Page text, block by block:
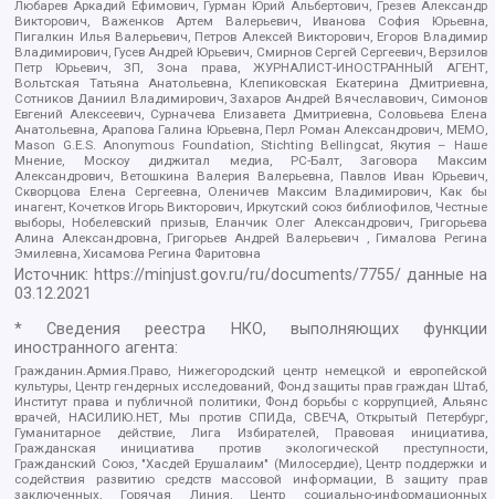
Любарев Аркадий Ефимович, Гурман Юрий Альбертович, Грезев Александр
Викторович, Важенков Артем Валерьевич, Иванова София Юрьевна,
Пигалкин Илья Валерьевич, Петров Алексей Викторович, Егоров Владимир
Владимирович, Гусев Андрей Юрьевич, Смирнов Сергей Сергеевич, Верзилов
Петр Юрьевич, ЗП, Зона права, ЖУРНАЛИСТ-ИНОСТРАННЫЙ АГЕНТ,
Вольтская Татьяна Анатольевна, Клепиковская Екатерина Дмитриевна,
Сотников Даниил Владимирович, Захаров Андрей Вячеславович, Симонов
Евгений Алексеевич, Сурначева Елизавета Дмитриевна, Соловьева Елена
Анатольевна, Арапова Галина Юрьевна, Перл Роман Александрович, МЕМО,
Mason G.E.S. Anonymous Foundation, Stichting Bellingcat, Якутия – Наше
Мнение, Москоу диджитал медиа, РС-Балт, Заговора Максим
Александрович, Ветошкина Валерия Валерьевна, Павлов Иван Юрьевич,
Скворцова Елена Сергеевна, Оленичев Максим Владимирович, Как бы
инагент, Кочетков Игорь Викторович, Иркутский союз библиофилов, Честные
выборы, Нобелевский призыв, Еланчик Олег Александрович, Григорьева
Алина Александровна, Григорьев Андрей Валерьевич , Гималова Регина
Эмилевна, Хисамова Регина Фаритовна
Источник: https://minjust.gov.ru/ru/documents/7755/ данные на
03.12.2021
* Сведения реестра НКО, выполняющих функции
иностранного агента:
Гражданин.Армия.Право, Нижегородский центр немецкой и европейской
культуры, Центр гендерных исследований, Фонд защиты прав граждан Штаб,
Институт права и публичной политики, Фонд борьбы с коррупцией, Альянс
врачей, НАСИЛИЮ.НЕТ, Мы против СПИДа, СВЕЧА, Открытый Петербург,
Гуманитарное действие, Лига Избирателей, Правовая инициатива,
Гражданская инициатива против экологической преступности,
Гражданский Союз, "Хасдей Ерушалаим" (Милосердие), Центр поддержки и
содействия развитию средств массовой информации, В защиту прав
заключенных, Горячая Линия, Центр социально-информационных